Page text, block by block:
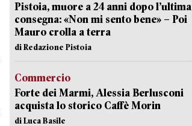
Pistoia, muore a 24 anni dopo l’ultima
consegna: «Non mi sento bene» – Poi
Mauro crolla a terra
di Redazione Pistoia
Commercio
Forte dei Marmi, Alessia Berlusconi
acquista lo storico Caffè Morin
di Luca Basile